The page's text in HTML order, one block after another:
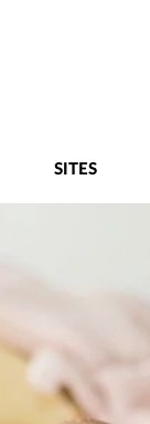
SITES